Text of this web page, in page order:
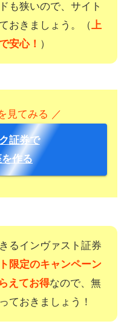
も狭いので、サイト
おきましょう。（上
安心！ ）
見てみる ／
証券で
作る
るインヴァスト証券
限定のキャンペーン
えてお得なので、無
ておきましょう！